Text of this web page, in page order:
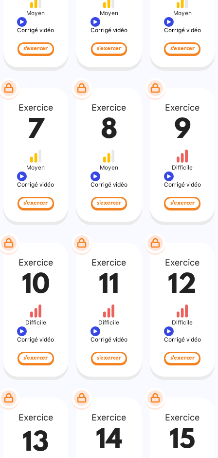
Moyen
Corrigé vidéo
s'exercer
Moyen
Corrigé vidéo
s'exercer
Moyen
Corrigé vidéo
s'exercer
Exercice
7
Moyen
Corrigé vidéo
s'exercer
Exercice
8
Moyen
Corrigé vidéo
s'exercer
Exercice
9
Difficile
Corrigé vidéo
s'exercer
Exercice
10
Difficile
Corrigé vidéo
s'exercer
Exercice
11
Difficile
Corrigé vidéo
s'exercer
Exercice
12
Difficile
Corrigé vidéo
s'exercer
Exercice
13
Exercice
14
Exercice
15